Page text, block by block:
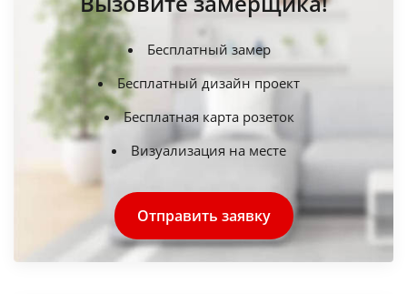
Бесплатный замер
Бесплатный дизайн проект
Бесплатная карта розеток
Визуализация на месте
Отправить заявку